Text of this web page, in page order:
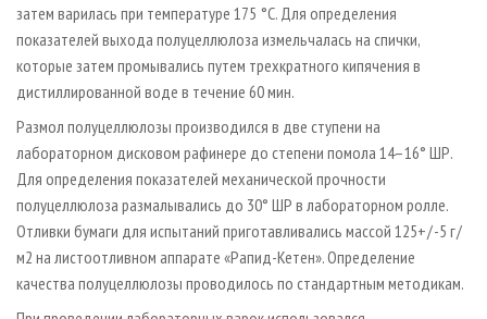
затем варилась при температуре 175 °С. Для определения
показателей выхода полуцеллюлоза измельчалась на спички,
которые затем промывались путем трехкратного кипячения в
дистиллированной воде в течение 60 мин.
Размол полуцеллюлозы производился в две ступени на
лабораторном дисковом рафинере до степени помола 14–16° ШР.
Для определения показателей механической прочности
полуцеллюлоза размалывались до 30° ШР в лабораторном ролле.
Отливки бумаги для испытаний приготавливались массой 125+ / -5 г /
м2 на листоотливном аппарате «Рапид-Кетен». Определение
качества полуцеллюлозы проводилось по стандартным методикам.